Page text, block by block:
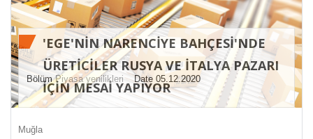
'EGE'NIN NARENCIYE BAHÇESI'NDE
ÜRETICILER RUSYA VE İTALYA PAZARI
IÇIN MESAI YAPIYOR
BölümPiyasa yenilikleri Date 05.12.2020
Muğla